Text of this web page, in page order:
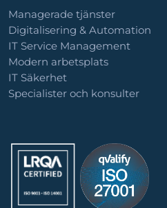
Managerade tjänster
Digitalisering & Automation
IT Service Management
Modern arbetsplats
IT Säkerhet
Specialister och konsulter